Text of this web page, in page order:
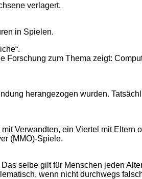
verlagert.
in Spielen.
zum Thema zeigt:
herangezogen wurden.
Verwandten, ein Viertel mit Eltern
(MMO)-Spiele.
selbe gilt für Menschen jeden
wenn nicht durchwegs